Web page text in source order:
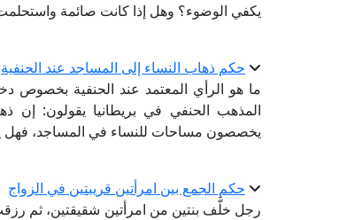
يكفي الوضوء؟ وهل إذا كانت صائمة
حكم ذهاب النساء إلى المساجد عند الحنفية
ما هو الرأي المعتمد عند الحنفية
المذهب الحنفي في بريطانيا يقولون: إن
يخصصون مساحات للنساء في المساجد، فهل
حكم الجمع بين امرأتين قريبتين في الزواج
رجل خلَّف بنتين من امرأتين شقيقتين، ثم